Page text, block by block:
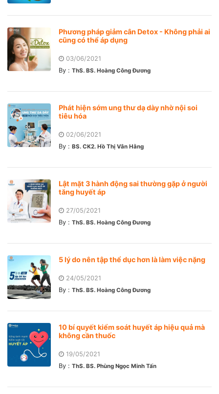
Phương pháp giảm cân Detox - Không phải ai
cũng có thể áp dụng
03/06/2021
By : ThS. BS. Hoàng Công Đương
Phát hiện sớm ung thư dạ dày nhờ nội soi
tiêu hóa
02/06/2021
By : BS. CK2. Hồ Thị Vân Hằng
Lật mặt 3 hành động sai thường gặp ở người
tăng huyết áp
27/05/2021
By : ThS. BS. Hoàng Công Đương
5 lý do nên tập thể dục hơn là làm việc nặng
24/05/2021
By : ThS. BS. Hoàng Công Đương
10 bí quyết kiểm soát huyết áp hiệu quả mà
không cần thuốc
19/05/2021
By : ThS. BS. Phùng Ngọc Minh Tấn